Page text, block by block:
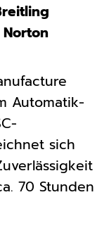
Automatik-
sich
70 Stunden